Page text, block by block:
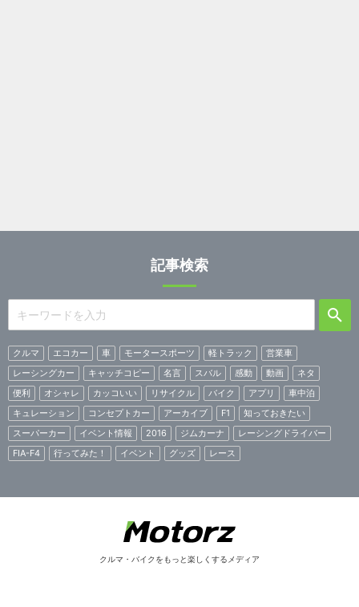
記事検索
クルマ エコカー 車 モータースポーツ 軽トラック
営業車
レーシングカー
キャッチコピー 名言 スバル 感動 動画
ネタ
便利
オシャレ カッコいい リサイクル バイク アプリ
車中泊
キュレーション
コンセプトカー アーカイブ F1
知っておきたい
スーパーカー
イベント情報 2016 ジムカーナ
レーシングドライバー
FIA-F4
行ってみた！ イベント グッズ レース
クルマ・バイクをもっと楽しくするメディア